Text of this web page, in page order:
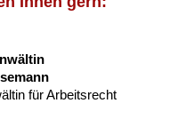
für Arbeitsrecht